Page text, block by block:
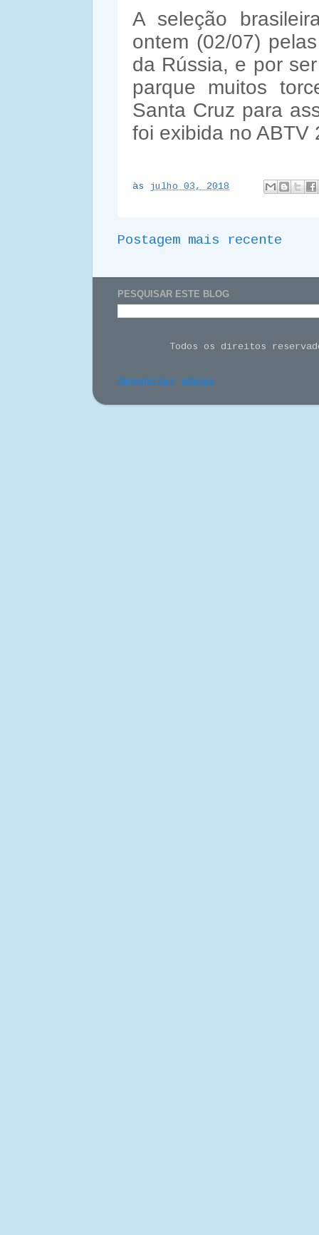
A seleção
ontem (02/07)
da Rússia, e por
parque muitos
Santa Cruz para
foi exibida no ABTV
às julho 03, 2018
Postagem mais recente
PESQUISAR ESTE BLOG
Todos os direitos
Denunciar abuso